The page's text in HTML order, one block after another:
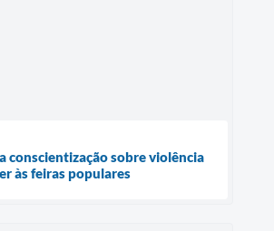
conscientização sobre violência
às feiras populares